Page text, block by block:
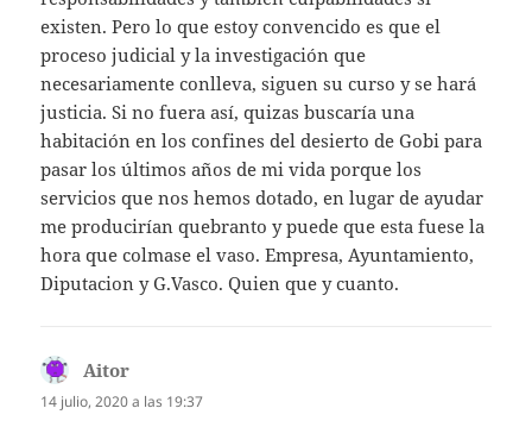
existen. Pero lo que estoy convencido es que el
proceso judicial y la investigación que
necesariamente conlleva, siguen su curso y se hará
justicia. Si no fuera así, quizas buscaría una
habitación en los confines del desierto de Gobi para
pasar los últimos años de mi vida porque los
servicios que nos hemos dotado, en lugar de ayudar
me producirían quebranto y puede que esta fuese la
hora que colmase el vaso. Empresa, Ayuntamiento,
Diputacion y G.Vasco. Quien que y cuanto.
Aitor
14 julio, 2020 a las 19:37